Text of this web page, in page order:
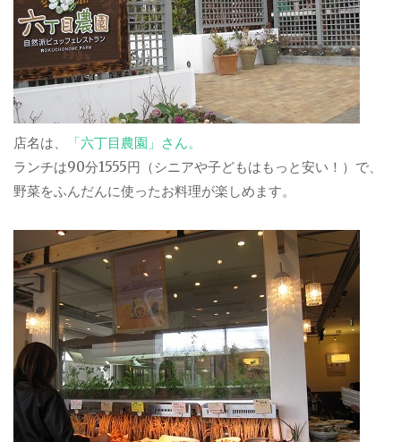
店名は、
「六丁目農園」さん。
ランチは90分1555円（シニアや子どもはもっと安い！）で、
野菜をふんだんに使ったお料理が楽しめます。